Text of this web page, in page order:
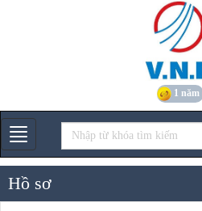
1 năm
Gian hàng
Hồ sơ